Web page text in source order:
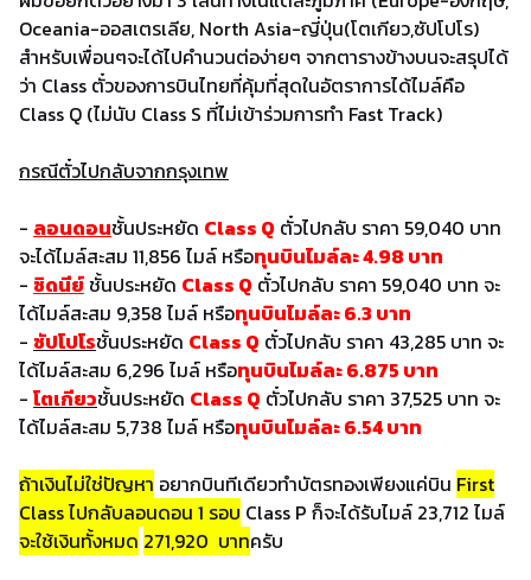
Oceania-ออสเตรเลีย, North Asia-ญี่ปุ่น(โตเกียว,ซัปโปโร)
สำหรับเพื่อนๆจะได้ไปคำนวนต่อง่ายๆ จากตารางข้างบนจะสรุปได้
ว่า Class ตั๋วของการบินไทยที่คุ้มที่สุดในอัตราการได้ไมล์คือ
Class Q (ไม่นับ Class S ที่ไม่เข้าร่วมการทำ Fast Track)
กรณีตั๋วไปกลับจากกรุงเทพ
- ลอนดอนชั้นประหยัด Class Q ตั๋วไปกลับ ราคา 59,040 บาท
จะได้ไมล์สะสม 11,856 ไมล์ หรือทุนบินไมล์ละ 4.98 บาท
- ซิดนีย์ชั้นประหยัด Class Q ตั๋วไปกลับ ราคา 59,040 บาท จะ
ได้ไมล์สะสม 9,358 ไมล์ หรือทุนบินไมล์ละ 6.3 บาท
- ซัปโปโรชั้นประหยัด Class Q ตั๋วไปกลับ ราคา 43,285 บาท จะ
ได้ไมล์สะสม 6,296 ไมล์ หรือทุนบินไมล์ละ 6.875 บาท
- โตเกียวชั้นประหยัด Class Q ตั๋วไปกลับ ราคา 37,525 บาท จะ
ได้ไมล์สะสม 5,738 ไมล์ หรือทุนบินไมล์ละ 6.54 บาท
ถ้าเงินไม่ใช่ปัญหา อยากบินทีเดียวทำบัตรทองเพียงแค่บิน First
Class ไปกลับลอนดอน 1 รอบ Class P ก็จะได้รับไมล์ 23,712 ไมล์
จะใช้เงินทั้งหมด 271,920 บาทครับ